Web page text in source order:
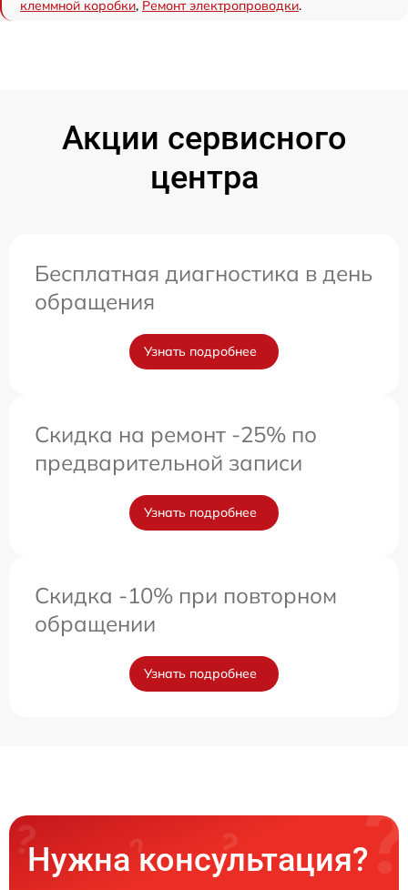
клеммной коробки, Ремонт электропроводки.
Акции сервисного
центра
Бесплатная диагностика в день
обращения
Узнать подробнее
Скидка на ремонт -25% по
предварительной записи
Узнать подробнее
Скидка -10% при повторном
обращении
Узнать подробнее
Нужна консультация?